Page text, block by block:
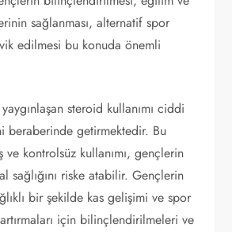
sağlanması, alternatif spor
edilmesi bu konuda önemli
steroid kullanımı ciddi
beraberinde getirmektedir. Bu
ve kontrolsüz kullanımı, gençlerin
sağlığını riske atabilir. Gençlerin
bir şekilde kas gelişimi ve spor
için bilinçlendirilmeleri ve